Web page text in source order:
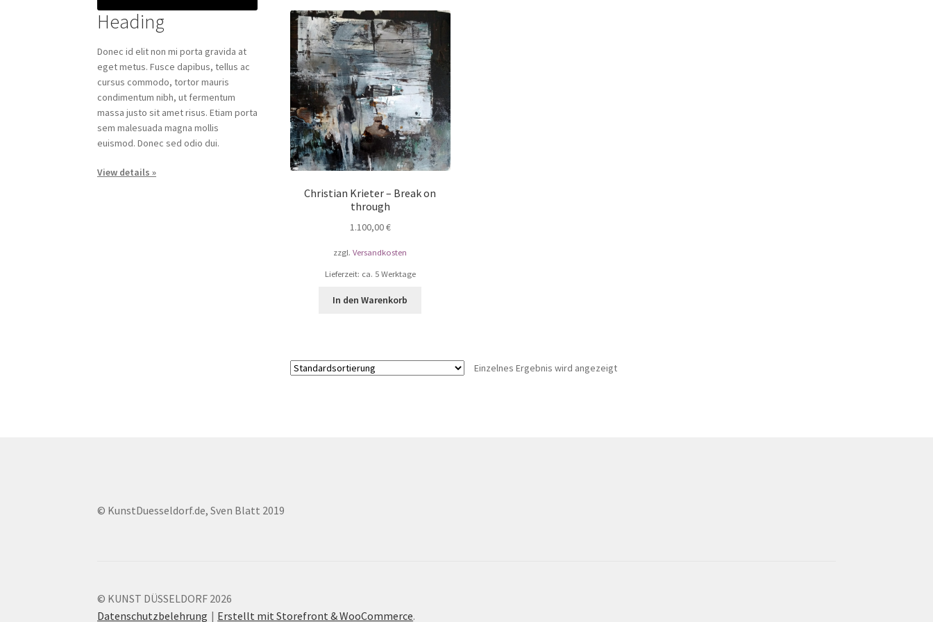
Christian Krieter – Break on
through
1.100,00€
zzgl.Versandkosten
Lieferzeit: ca. 5 Werktage
In den Warenkorb
Einzelnes Ergebnis wird angezeigt
Heading
Donec id elit non mi porta gravida at
eget metus. Fusce dapibus, tellus ac
cursus commodo, tortor mauris
condimentum nibh, ut fermentum
massa justo sit amet risus. Etiam porta
sem malesuada magna mollis
euismod. Donec sed odio dui.
View details »
© KunstDuesseldorf.de, Sven Blatt 2019
© KUNST DÜSSELDORF 2026
Datenschutzbelehrung
Erstellt mit Storefront & WooCommerce.